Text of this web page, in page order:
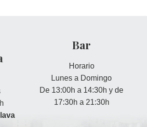
Bar
Horario
Lunes a Domingo
De 13:00h a 14:30h y de
17:30h a 21:30h